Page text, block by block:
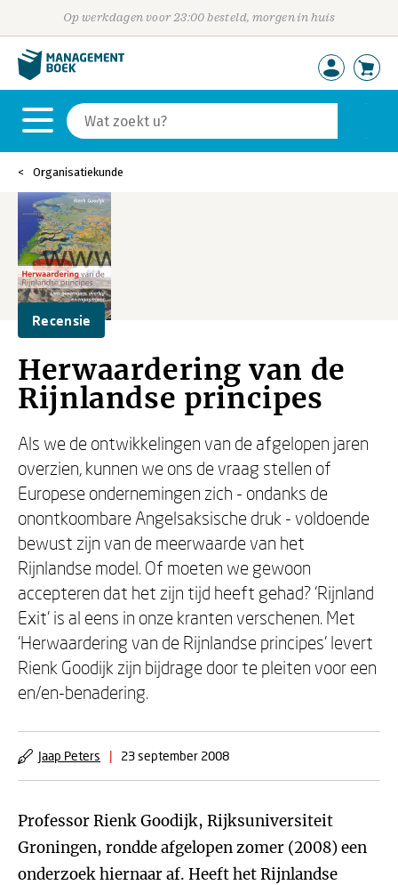
Op werkdagen voor 23:00 besteld, morgen in huis
Organisatiekunde
Recensie
Herwaardering van de
Rijnlandse principes
Als we de ontwikkelingen van de afgelopen jaren
overzien, kunnen we ons de vraag stellen of
Europese ondernemingen zich - ondanks de
onontkoombare Angelsaksische druk - voldoende
bewust zijn van de meerwaarde van het
Rijnlandse model. Of moeten we gewoon
accepteren dat het zijn tijd heeft gehad? 'Rijnland
Exit' is al eens in onze kranten verschenen. Met
'Herwaardering van de Rijnlandse principes' levert
Rienk Goodijk zijn bijdrage door te pleiten voor een
en/en-benadering.
Jaap Peters | 23 september 2008
Professor Rienk Goodijk, Rijksuniversiteit
Groningen, rondde afgelopen zomer (2008) een
onderzoek hiernaar af. Heeft het Rijnlandse